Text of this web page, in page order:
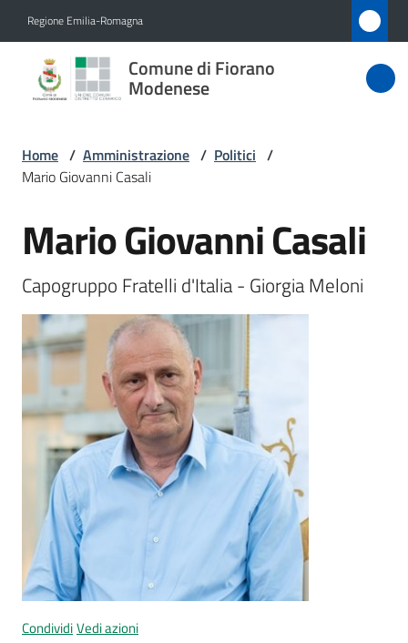
Regione Emilia-Romagna
Comune di Fiorano
Modenese
Comune
di Fiorano
Novità
Servizi
Vivere
Fiorano
Modenese
e
r
a
Home / Amministrazione / Politici /
Mario Giovanni Casali
Salta al contenuto
Mario Giovanni Casali
Capogruppo Fratelli d'Italia - Giorgia Meloni
CondividiVedi azioni